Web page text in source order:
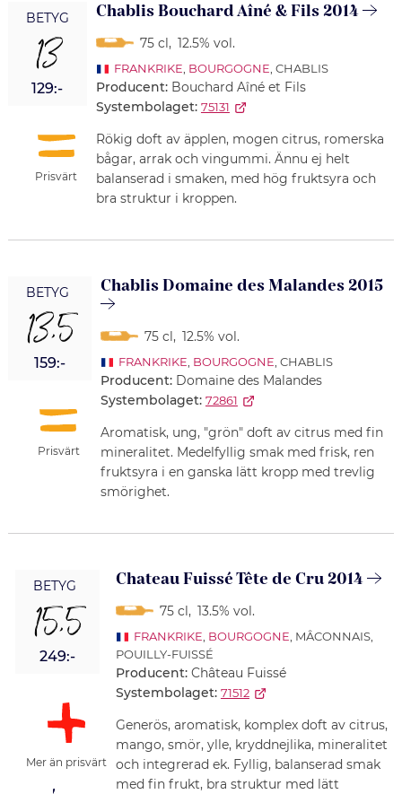
BETYG
13
129:-
Prisvärt
Chablis Bouchard Aîné & Fils 2014
75 cl, 12.5% vol.
FRANKRIKE BOURGOGNE , CHABLIS
Producent: Bouchard Aîné et Fils
Systembolaget: 75131
Rökig doft av äpplen, mogen citrus, romerska
bågar, arrak och vingummi. Ännu ej helt
balanserad i smaken, med hög fruktsyra och
bra struktur i kroppen.
BETYG
13,5
159:-
Prisvärt
Chablis Domaine des Malandes 2015
75 cl, 12.5% vol.
FRANKRIKE BOURGOGNE , CHABLIS
Producent: Domaine des Malandes
Systembolaget: 72861
Aromatisk, ung, "grön" doft av citrus med fin
mineralitet. Medelfyllig smak med frisk, ren
fruktsyra i en ganska lätt kropp med trevlig
smörighet.
BETYG
15,5
249:-
Mer än prisvärt
Chateau Fuissé Tête de Cru 2014
75 cl, 13.5% vol.
FRANKRIKE BOURGOGNE , MÂCONNAIS,
POUILLY-FUISSÉ
Producent: Château Fuissé
Systembolaget: 71512
Generös, aromatisk, komplex doft av citrus,
mango, smör, ylle, kryddnejlika, mineralitet
och integrerad ek. Fyllig, balanserad smak
med fin frukt, bra struktur med lätt